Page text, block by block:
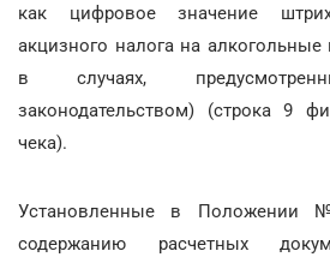
как цифровое значение
акцизного налога на алкогольные
в случаях,
законодательством) (строка 9
чека).
Установленные в Положении
содержанию расчетных